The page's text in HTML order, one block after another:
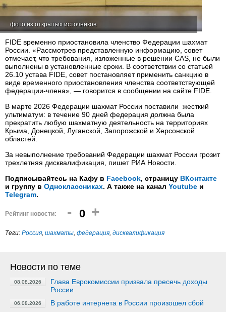
фото из открытых источников
FIDE временно приостановила членство Федерации шахмат
России. «Рассмотрев представленную информацию, совет
отмечает, что требования, изложенные в решении CAS, не были
выполнены в установленные сроки. В соответствии со статьей
26.10 устава FIDE, совет постановляет применить санкцию в
виде временного приостановления членства соответствующей
федерации-члена», — говорится в сообщении на сайте FIDE.
В марте 2026 Федерации шахмат России поставили жесткий
ультиматум: в течение 90 дней федерация должна была
прекратить любую шахматную деятельность на территориях
Крыма, Донецкой, Луганской, Запорожской и Херсонской
областей.
За невыполнение требований Федерации шахмат России грозит
трехлетняя дисквалификация, пишет РИА Новости.
Подписывайтесь на Кафу в Facebook, страницу ВКонтакте
и группу в Одноклассниках. А также на канал Youtube и
Telegram.
Рейтинг новости: - 0 +
Теги: Россия, шахматы, федерация, дисквалификация
Новости по теме
08.08.2026
Глава Еврокомиссии призвала пресечь доходы
России
06.08.2026 В работе интернета в России произошел сбой